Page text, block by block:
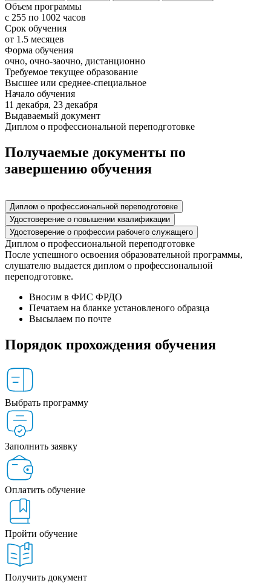
Объем программы
с 255 по 1002 часов
Срок обучения
от 1.5 месяцев
Форма обучения
очно, очно-заочно, дистанционно
Требуемое текущее образование
Высшее или среднее-специальное
Начало обучения
11 декабря, 23 декабря
Выдаваемый документ
Диплом о профессиональной переподготовке
Получаемые документы по
завершению обучения
Диплом о профессиональной переподготовке
Удостоверение о повышении квалификации
Удостоверение о профессии рабочего служащего
Диплом о профессиональной переподготовке
После успешного освоения образовательной программы,
слушателю выдается диплом о профессиональной
переподготовке.
Вносим в ФИС ФРДО
Печатаем на бланке установленого образца
Высылаем по почте
Порядок прохождения обучения
Выбрать программу
Заполнить заявку
Оплатить обучение
Пройти обучение
Получить документ